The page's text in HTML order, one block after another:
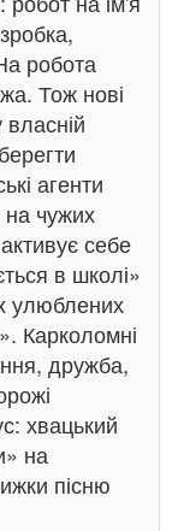
робота
Тож нові
агенти
на чужих
себе
в школі»
улюблених
Карколомні
дружба,
хвацький
на
пісню